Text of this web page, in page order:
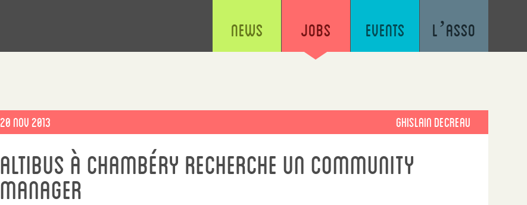
News Jobs Events L’asso
Publié
20 Nov 2013 Ghislain Decreau
Altibus à Chambéry recherche un community
manager